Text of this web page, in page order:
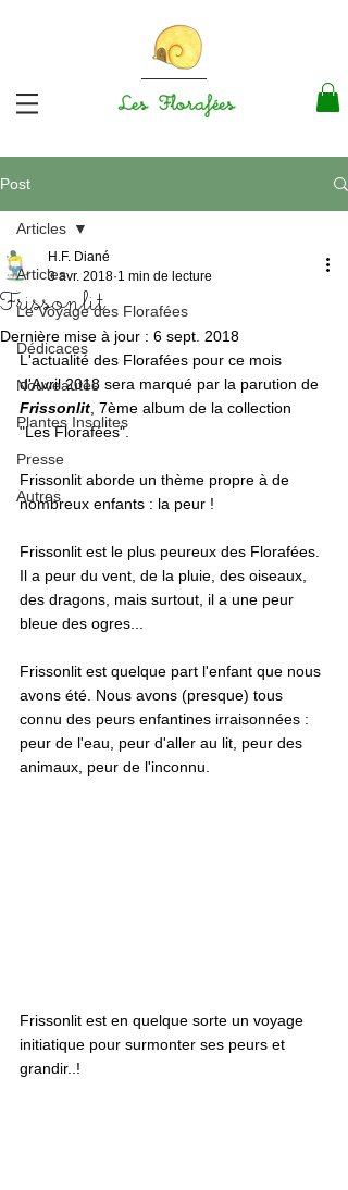
Les Florafées
Post
Articles
Le Voyage des Florafées
Dédicaces
Nouveautés
Plantes Insolites
Presse
Autres
Articles
Frissonlit
H.F. Diané
3 avr. 2018 1 min de lecture
Dernière mise à jour : 6 sept. 2018
L'actualité des Florafées pour ce mois
d'Avril 2018 sera marqué par la parution de
Frissonlit, 7ème album de la collection
"Les Florafées".
Frissonlit aborde un thème propre à de
nombreux enfants : la peur !
Frissonlit est le plus peureux des Florafées.
Il a peur du vent, de la pluie, des oiseaux,
des dragons, mais surtout, il a une peur
bleue des ogres...
Frissonlit est quelque part l'enfant que nous
avons été. Nous avons (presque) tous
connu des peurs enfantines irraisonnées :
peur de l'eau, peur d'aller au lit, peur des
animaux, peur de l'inconnu.
Frissonlit est en quelque sorte un voyage
initiatique pour surmonter ses peurs et
grandir..!